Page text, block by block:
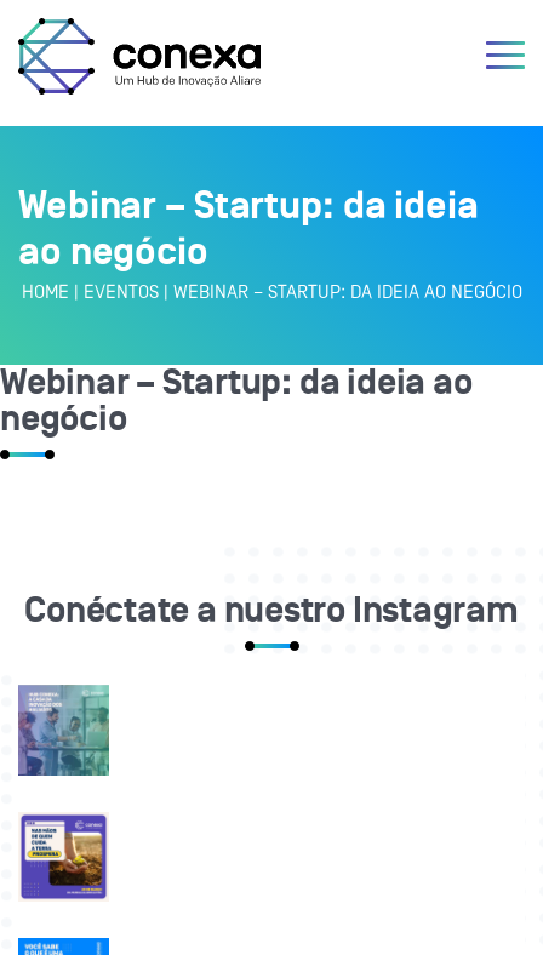
Webinar – Startup: da ideia
ao negócio
HOME | EVENTOS| WEBINAR – STARTUP: DA IDEIA AO NEGÓCIO
Webinar – Startup: da ideia ao
negócio
Conéctate a nuestro Instagram